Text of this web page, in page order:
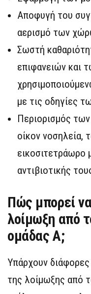
Αποφυγή του
αερισμό των
Σωστή
επιφανειών και
με τις οδηγίες
Περιορισμός
οίκον νοσηλεία,
εικοσιτετράωρο
αντιβιοτικής
Πώς μπορεί
λοίμωξη από
ομάδας Α;
Υπάρχουν
της λοίμωξης από